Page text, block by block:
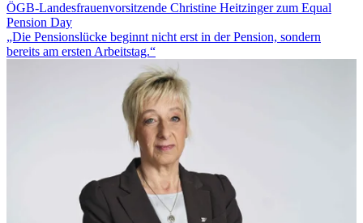
ÖGB-Landesfrauenvorsitzende Christine Heitzinger zum Equal
Pension Day
„Die Pensionslücke beginnt nicht erst in der Pension, sondern
bereits am ersten Arbeitstag.“